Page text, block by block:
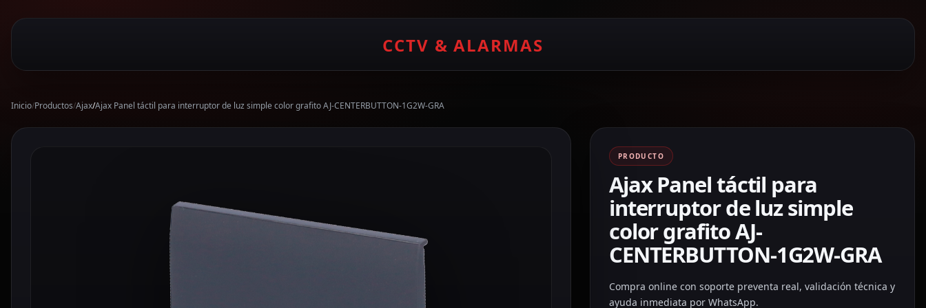
CCTV & ALARMAS
Inicio/Productos/Ajax/Ajax Panel táctil para interruptor de luz simple color grafito AJ-CENTERBUTTON-1G2W-GRA
PRODUCTO
Ajax Panel táctil para
interruptor de luz simple
color grafito AJ-
CENTERBUTTON-1G2W-GRA
Compra online con soporte preventa real, validación técnica y
ayuda inmediata por WhatsApp.